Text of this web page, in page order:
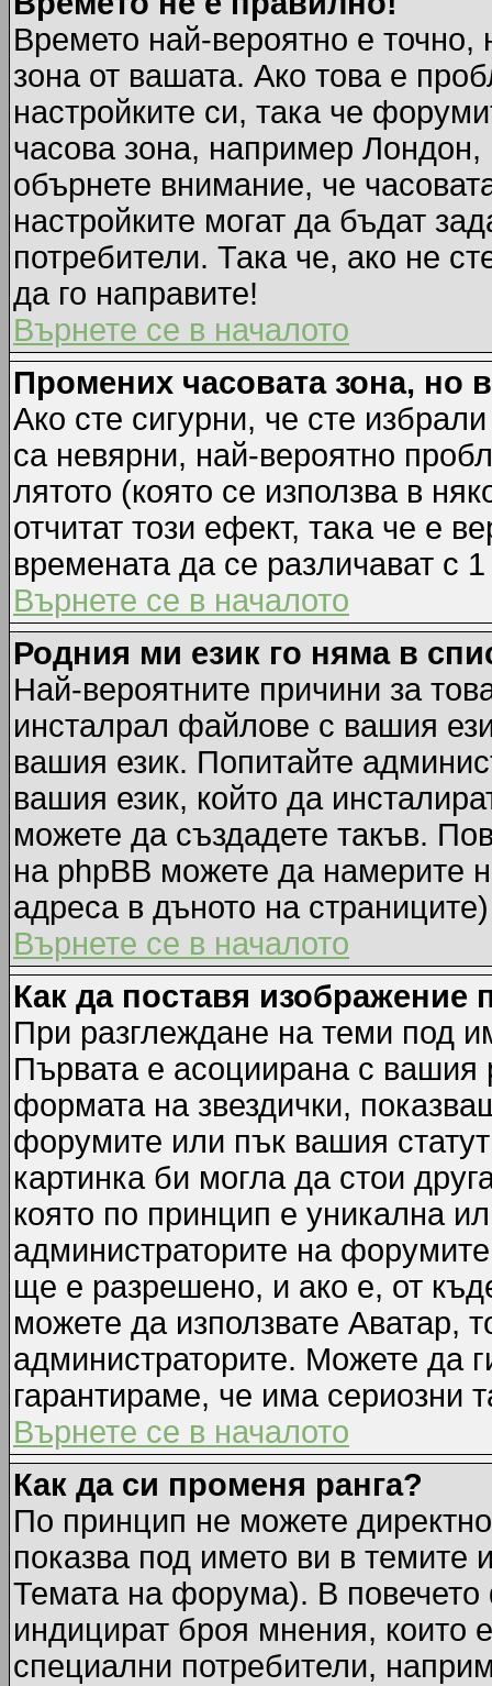
Времето най-вероятно е точно,
зона от вашата. Ако това е
настройките си, така че
часова зона, например
обърнете внимание, че
настройките могат да бъдат
потребители. Така че, ако не
да го направите!
Върнете се в началото
Промених часовата зона, но
Ако сте сигурни, че сте
са невярни, най-вероятно
лятото (която се използва в
отчитат този ефект, така че е
времената да се различават с
Върнете се в началото
Родния ми език го няма в
Най-вероятните причини за
инсталрал файлове с вашия
вашия език. Попитайте
вашия език, който да
можете да създадете такъв.
на phpBB можете да намерите
адреса в дъното на страниците)
Върнете се в началото
Как да поставя изображение
При разглеждане на теми под
Първата е асоциирана с вашия
формата на звездички,
форумите или пък вашия
картинка би могла да стои
която по принцип е уникална
администраторите на
ще е разрешено, и ако е, от
можете да използвате Аватар,
администраторите. Можете да
гарантираме, че има сериозни
Върнете се в началото
Как да си променя ранга?
По принцип не можете
показва под името ви в темите
Темата на форума). В повечето
индицират броя мнения, които
специални потребители,